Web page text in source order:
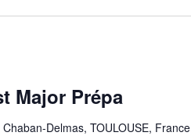
Major Prépa
Delmas, TOULOUSE, France